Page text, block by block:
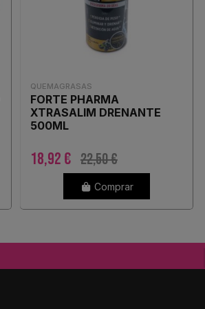
QUEMAGRASAS
FORTE PHARMA
XTRASALIM DRENANTE
500ML
18,92 € 22,50 €
Comprar